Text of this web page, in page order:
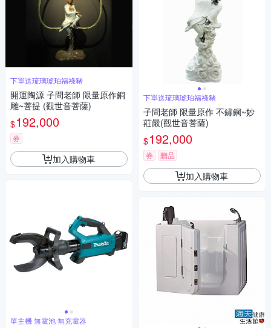
下單送琉璃琥珀福祿豬
開運陶源 子問老師 限量原作銅
雕~菩提 (觀世音菩薩)
$192,000
券
加入購物車
單主機 無電池 無充電器
下單送琉璃琥珀福祿豬
子問老師 限量原作 不鏽鋼~妙
莊嚴(觀世音菩薩)
$192,000
券 贈品
加入購物車